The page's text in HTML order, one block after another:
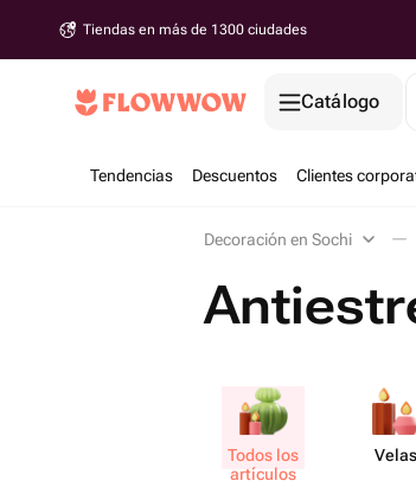
Tiendas en más de 1300 ciudades
Catálogo
Tendencias Descuentos Clientes
Decoración en Sochi
Todos los
artículos
Velas